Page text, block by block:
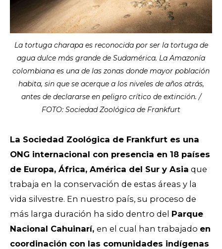
La tortuga charapa es reconocida por ser la tortuga de
agua dulce más grande de Sudamérica. La Amazonía
colombiana es una de las zonas donde mayor población
habita, sin que se acerque a los niveles de años atrás,
antes de declararse en peligro crítico de extinción. /
FOTO: Sociedad Zoológica de Frankfurt
La Sociedad Zoológica de Frankfurt es una
ONG internacional con presencia en 18 países
de Europa, África, América del Sur y Asia que
trabaja en la conservación de estas áreas y la
vida silvestre. En nuestro país, su proceso de
más larga duración ha sido dentro del Parque
Nacional Cahuinarí, en el cual han trabajado en
coordinación con las comunidades indígenas